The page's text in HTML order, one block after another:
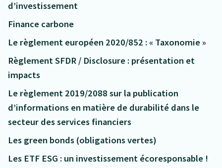
d’investissement
Finance carbone
Le règlement européen 2020/852 : « Taxonomie »
Règlement SFDR / Disclosure : présentation et
impacts
Le règlement 2019/2088 sur la publication
d’informations en matière de durabilité dans le
secteur des services financiers
Les green bonds (obligations vertes)
Les ETF ESG : un investissement écoresponsable !